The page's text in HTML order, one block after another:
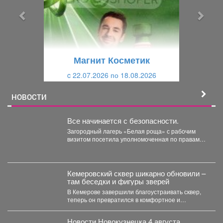
Магнит Косметик
c 22.07.2026 по 18.08.2026
НОВОСТИ
Все начинается с безопасности.
Загородный лагерь «Белая роща» с рабочим
визитом посетила уполномоченная по правам
Кемеровский сквер шикарно обновили –
там беседки и фигуры зверей
В Кемерове завершили благоустраивать сквер,
теперь он превратился в комфортное и